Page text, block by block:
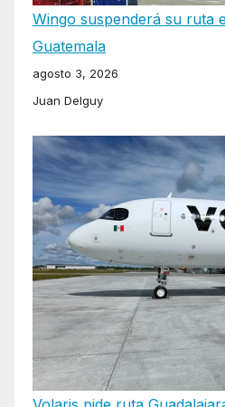
Wingo suspenderá su ruta
Guatemala
agosto 3, 2026
Juan Delguy